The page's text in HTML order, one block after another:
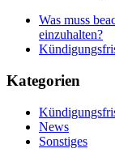
Was muss
einzuhalten?
Kategorien
News
Sonstiges